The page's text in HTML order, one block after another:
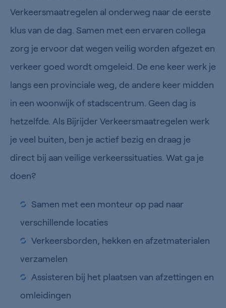
Verkeersmaatregelen al onderweg naar de eerste
klus van de dag. Samen met een ervaren collega
zorg je ervoor dat wegen veilig worden afgezet en
verkeer goed wordt omgeleid. De ene keer werk je
langs een provinciale weg, de andere keer midden
in een woonwijk of stadscentrum. Geen dag is
hetzelfde. Als Bijrijder Verkeersmaatregelen werk
je veel buiten, ben je actief bezig en draag je
direct bij aan veilige verkeerssituaties. Wat ga je
doen?
Samen met een monteur op pad naar
verschillende locaties
Verkeersborden, hekken en afzetmaterialen
verzamelen
Assisteren bij het plaatsen van afzettingen en
omleidingen